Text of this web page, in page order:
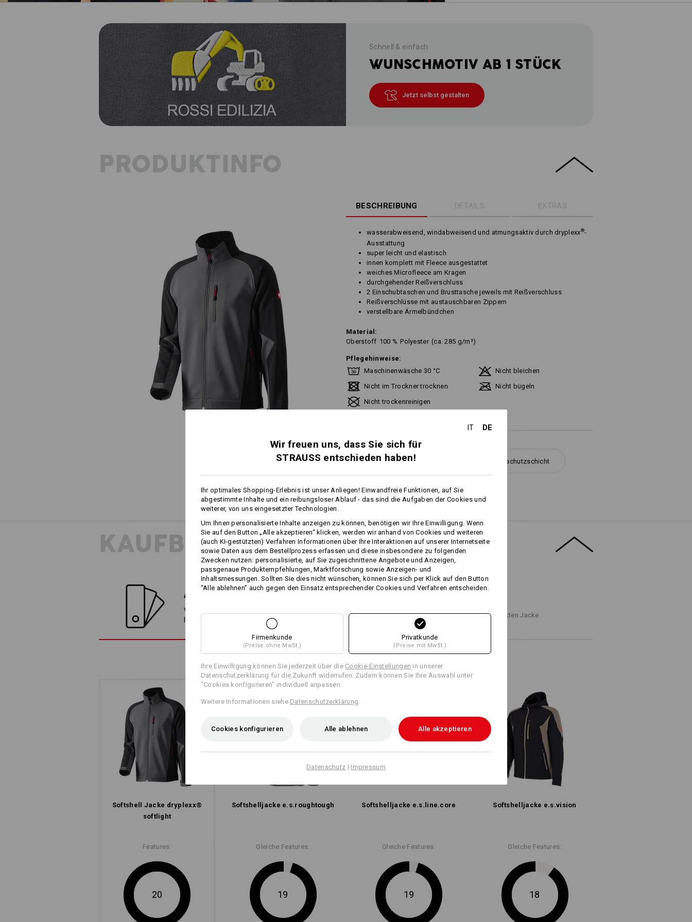
Schnell & einfach
WUNSCHMOTIV AB 1 STÜCK
Jetzt selbst gestalten
PRODUKTINFO
BESCHREIBUNG DETAILS EXTRAS
wasserabweisend, windabweisend und atmungsaktiv durch dryplexx®-
Ausstattung
super leicht und elastisch
innen komplett mit Fleece ausgestattet
weiches Microfleece am Kragen
durchgehender Reißverschluss
2 Einschubtaschen und Brusttasche jeweils mit Reißverschluss
Reißverschlüsse mit austauschbaren Zippern
verstellbare Ärmelbündchen
Material:
Oberstoff 100 % Polyester (ca. 285 g/m²)
Pflegehinweise:
Maschinenwäsche 30 °C
Nicht bleichen
Nicht im Trockner trocknen
Nicht bügeln
Nicht trockenreinigen
Wärmeschicht Wetterschutzschicht
Personalisierung:
Selbst gestalten
mehr
KAUFBERATUNG
ALTERNATIVEN FINDEN
Vergleichen Sie den aktuellen Artikel mit den
besten Alternativen
In 3 Schritten zur perfekten Jacke
Softshell­ Jacke dryplexx®
softlight
Features:
20
Softshell­jacke e.s.​roughtough Softshell­jacke e.s.​line.​core Softshell­jacke e.s.​vision
Gleiche Features:
19
Gleiche Features:
19
Gleiche Features:
18
IT DE
Wir freuen uns, dass Sie sich für
STRAUSS entschieden haben!
Ihr optimales Shopping-Erlebnis ist unser Anliegen! Einwandfreie Funktionen, auf Sie
abgestimmte Inhalte und ein reibungsloser Ablauf - das sind die Aufgaben der Cookies und
weiterer, von uns eingesetzter Technologien.
Um Ihnen personalisierte Inhalte anzeigen zu können, benötigen wir Ihre Einwilligung. Wenn
Sie auf den Button „Alle akzeptieren“ klicken, werden wir anhand von Cookies und weiteren
(auch KI-gestützten) Verfahren Informationen über Ihre Interaktionen auf unserer Internetseite
sowie Daten aus dem Bestellprozess erfassen und diese insbesondere zu folgenden
Zwecken nutzen: personalisierte, auf Sie zugeschnittene Angebote und Anzeigen,
passgenaue Produktempfehlungen, Marktforschung sowie Anzeigen- und
Inhaltsmessungen. Sollten Sie dies nicht wünschen, können Sie sich per Klick auf den Button
“Alle ablehnen” auch gegen den Einsatz entsprechender Cookies und Verfahren entscheiden.
Firmenkunde
(Preise ohne MwSt.)
Privatkunde
(Preise mit MwSt.)
Ihre Einwilligung können Sie jederzeit über die Cookie-Einstellungen in unserer
Datenschutzerklärung für die Zukunft widerrufen. Zudem können Sie Ihre Auswahl unter
"Cookies konfigurieren" individuell anpassen
Weitere Informationen siehe Datenschutzerklärung.
Cookies konfigurieren Alle ablehnen Alle akzeptieren
Datenschutz | Impressum